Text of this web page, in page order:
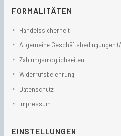
FORMALITÄTEN
Handelssicherheit
Allgemeine Geschäftsbedingungen
Zahlungsmöglichkeiten
Widerrufsbelehrung
Datenschutz
Impressum
EINSTELLUNGEN